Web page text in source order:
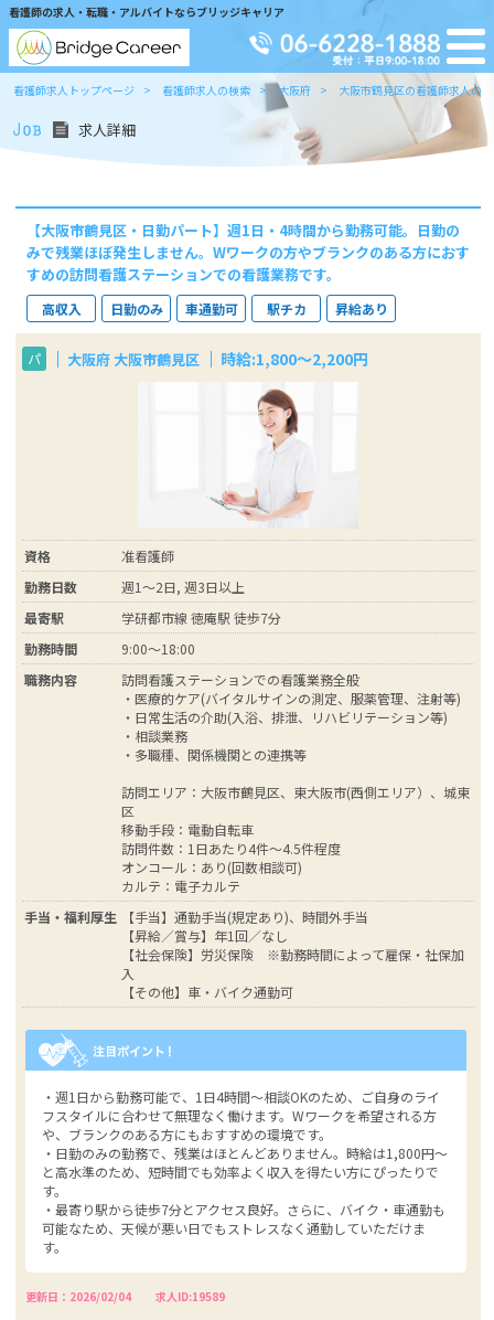
看護師の求人・転職・アルバイトならブリッジキャリア
看護師求人トップページ 看護師求人の検索 大阪府 大阪市鶴見区の看護師求人の
求人詳細
【大阪市鶴見区・日勤パート】週1日・4時間から勤務可能。日勤の
みで残業ほぼ発生しません。Wワークの方やブランクのある方におす
すめの訪問看護ステーションでの看護業務です。
高収入 日勤のみ 車通勤可 駅チカ 昇給あり
パ 大阪府 大阪市鶴見区 時給:1,800～2,200円
資格
准看護師
勤務日数
週1～2日, 週3日以上
最寄駅
学研都市線 徳庵駅 徒歩7分
勤務時間
9:00～18:00
職務内容
訪問看護ステーションでの看護業務全般
・医療的ケア(バイタルサインの測定、服薬管理、注射等)
・日常生活の介助(入浴、排泄、リハビリテーション等)
・相談業務
・多職種、関係機関との連携等
訪問エリア：大阪市鶴見区、東大阪市(西側エリア）、城東
区
移動手段：電動自転車
訪問件数：1日あたり4件～4.5件程度
オンコール：あり(回数相談可)
カルテ：電子カルテ
手当・福利厚生
【手当】通勤手当(規定あり)、時間外手当
【昇給／賞与】年1回／なし
【社会保険】労災保険 ※勤務時間によって雇保・社保加
入
【その他】車・バイク通勤可
・週1日から勤務可能で、1日4時間～相談OKのため、ご自身のライ
フスタイルに合わせて無理なく働けます。Wワークを希望される方
や、ブランクのある方にもおすすめの環境です。
・日勤のみの勤務で、残業はほとんどありません。時給は1,800円～
と高水準のため、短時間でも効率よく収入を得たい方にぴったりで
す。
・最寄り駅から徒歩7分とアクセス良好。さらに、バイク・車通勤も
可能なため、天候が悪い日でもストレスなく通勤していただけま
す。
更新日：2026/02/04 求人ID:19589